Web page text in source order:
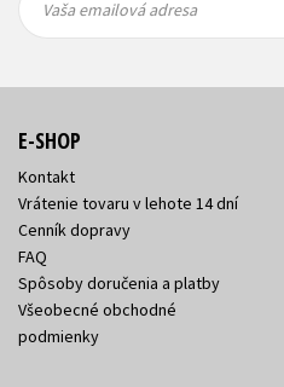
emailová
emailová
Vaša emailová adresa
E-SHOP
Kontakt
Vrátenie tovaru v lehote 14 dní
Cenník dopravy
FAQ
Spôsoby doručenia a platby
Všeobecné obchodné
podmienky